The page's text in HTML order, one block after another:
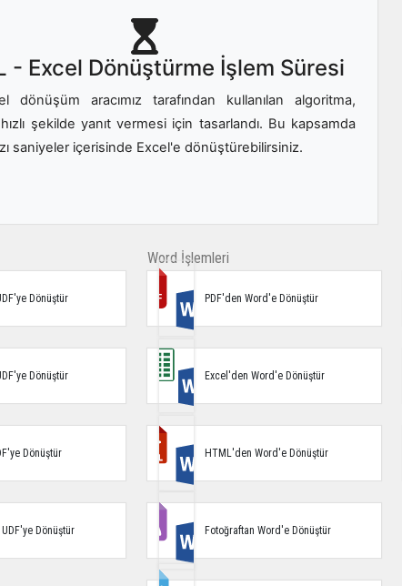
- Excel Dönüştürme İşlem Süresi
dönüşüm aracımız tarafından kullanılan algoritma,
şekilde yanıt vermesi için tasarlandı. Bu kapsamda
saniyeler içerisinde Excel'e dönüştürebilirsiniz.
Dönüştür
Dönüştür
Dönüştür
Dönüştür
Word İşlemleri
PDF'den Word'e Dönüştür
Excel'den Word'e Dönüştür
HTML'den Word'e Dönüştür
Fotoğraftan Word'e Dönüştür